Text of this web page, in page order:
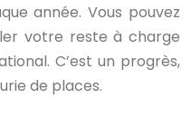
année. Vous pouvez
votre reste à charge
C’est un progrès,
de places.